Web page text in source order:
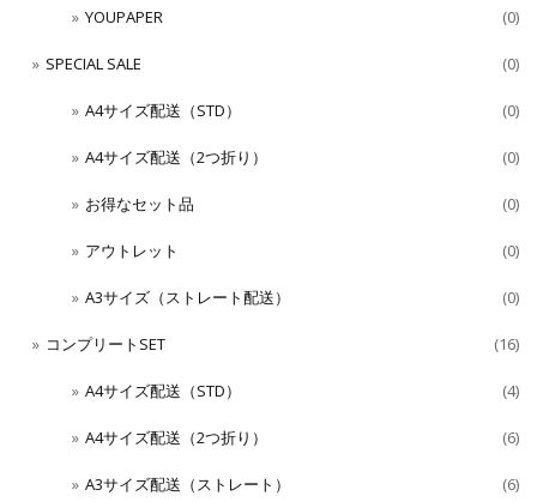
YOUPAPER (0)
SPECIAL SALE (0)
A4サイズ配送（STD） (0)
A4サイズ配送（2つ折り） (0)
お得なセット品 (0)
アウトレット (0)
A3サイズ（ストレート配送） (0)
コンプリートSET (16)
A4サイズ配送（STD） (4)
A4サイズ配送（2つ折り） (6)
A3サイズ配送（ストレート） (6)